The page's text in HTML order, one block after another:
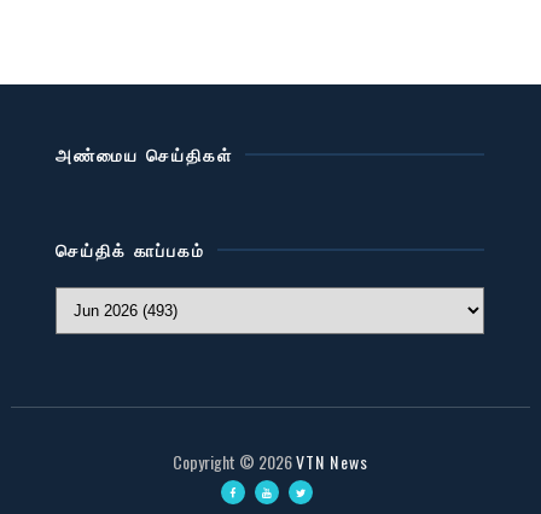
அண்மைய செய்திகள்
செய்திக் காப்பகம்
Copyright © 2026VTN News